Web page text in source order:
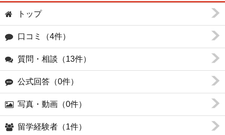
トップ
口コミ（4件）
質問・相談（13件）
公式回答（0件）
写真・動画（0件）
留学経験者（1件）